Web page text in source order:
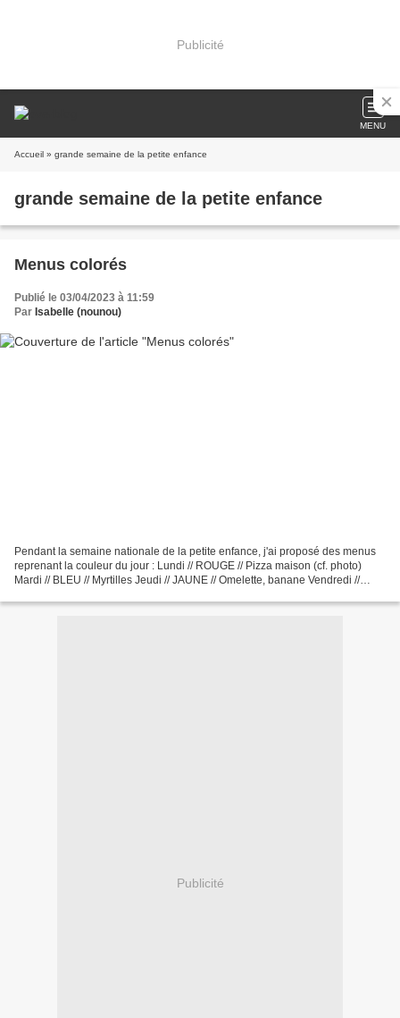
Publicité
MENU
Accueil » grande semaine de la petite enfance
grande semaine de la petite enfance
Menus colorés
Publié le 03/04/2023 à 11:59
Par Isabelle (nounou)
Pendant la semaine nationale de la petite enfance, j'ai proposé des menus
reprenant la couleur du jour : Lundi // ROUGE // Pizza maison (cf. photo)
Mardi // BLEU // Myrtilles Jeudi // JAUNE // Omelette, banane Vendredi //
Publicité